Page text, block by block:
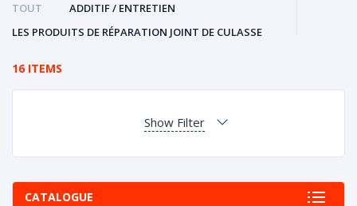
TOUT
ADDITIF / ENTRETIEN
LES PRODUITS DE RÉPARATION JOINT DE CULASSE
16 ITEMS
Show Filter
CATALOGUE